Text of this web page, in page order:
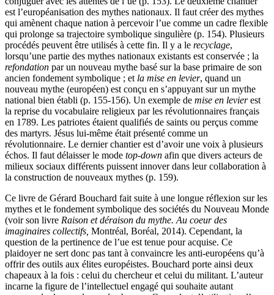
est l’européanisation des mythes nationaux. Il faut créer des mythes
qui amènent chaque nation à percevoir l’ue comme un cadre flexible
qui prolonge sa trajectoire symbolique singulière (p. 154). Plusieurs
procédés peuvent être utilisés à cette fin. Il y a le recyclage,
lorsqu’une partie des mythes nationaux existants est conservée ; la
refondation par un nouveau mythe basé sur la base primaire de son
ancien fondement symbolique ; et la mise en levier, quand un
nouveau mythe (européen) est conçu en s’appuyant sur un mythe
national bien établi (p. 155-156). Un exemple de mise en levierest
la reprise du vocabulaire religieux par les révolutionnaires français
en 1789. Les patriotes étaient qualifiés de saints ou perçus comme
des martyrs. Jésus lui-même était présenté comme un
révolutionnaire. Le dernier chantier est d’avoir une voix à plusieurs
échos. Il faut délaisser le mode top-down afin que divers acteurs de
milieux sociaux différents puissent innover dans leur collaboration à
la construction de nouveaux mythes (p. 159).
Ce livre de Gérard Bouchard fait suite à une longue réflexion sur les
mythes et le fondement symbolique des sociétés du Nouveau Monde
(voir son livre Raison et déraison du mythe. Au coeur des
imaginaires collectifs, Montréal, Boréal, 2014). Cependant, la
question de la pertinence de l’ue est tenue pour acquise. Ce
plaidoyer ne sert donc pas tant à convaincre les anti-européens qu’à
offrir des outils aux élites européistes. Bouchard porte ainsi deux
chapeaux à la fois : celui du chercheur et celui du militant. L’auteur
incarne la figure de l’intellectuel engagé qui souhaite autant